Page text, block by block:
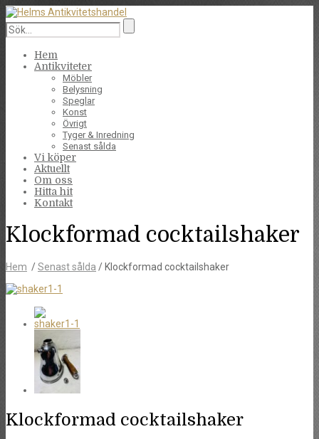
Hem
Antikviteter
Möbler
Belysning
Speglar
Konst
Övrigt
Tyger & Inredning
Senast sålda
Vi köper
Aktuellt
Om oss
Hitta hit
Kontakt
Klockformad cocktailshaker
Hem /Senast sålda / Klockformad cocktailshaker
Klockformad cocktailshaker